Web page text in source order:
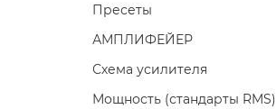
Пресеты
АМПЛИФЕЙЕР
Схема усилителя
Мощность (стандарты RMS)